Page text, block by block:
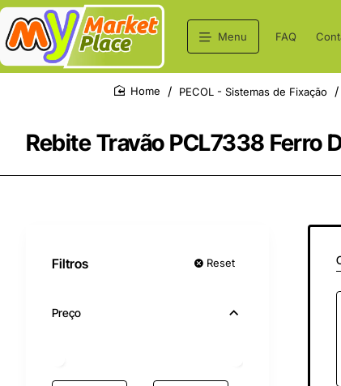
Menu FAQ
Rebite Travão PCL7338 Ferro
PECOL - Sistemas de Fixação
Filtros Reset
Preço